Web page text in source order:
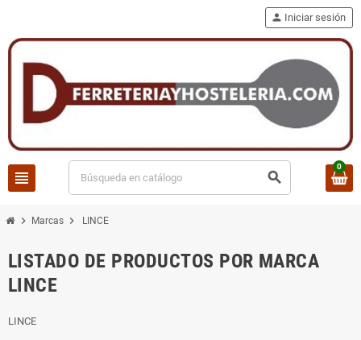
view_headline search
person Iniciar sesión
0
chevron_right Marcas chevron_right LINCE
LISTADO DE PRODUCTOS POR MARCA
LINCE
LINCE